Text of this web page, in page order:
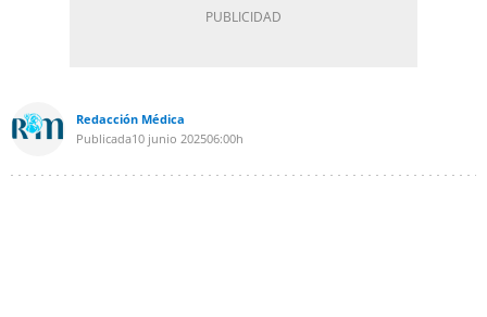
Redacción Médica
Publicada10 junio 202506:00h